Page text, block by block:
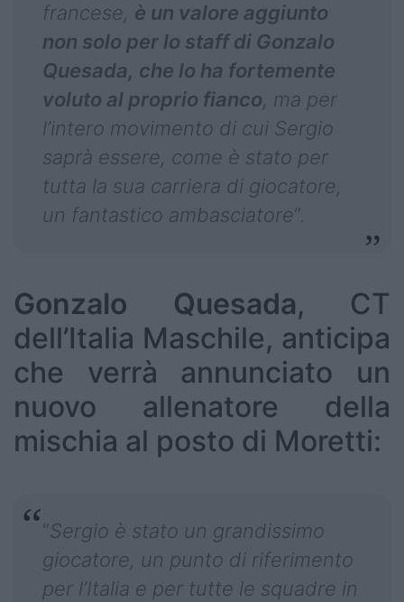
francese, è un valore aggiunto
non solo per lo staff di Gonzalo
Quesada, che lo ha fortemente
voluto al proprio fianco, ma per
l’intero movimento di cui Sergio
saprà essere, come è stato per
tutta la sua carriera di giocatore,
un fantastico ambasciatore”.
Gonzalo Quesada, CT
dell’Italia Maschile, anticipa
che verrà annunciato un
nuovo allenatore della
mischia al posto di Moretti:
“Sergio è stato un grandissimo
giocatore, un punto di riferimento
per l’Italia e per tutte le squadre in